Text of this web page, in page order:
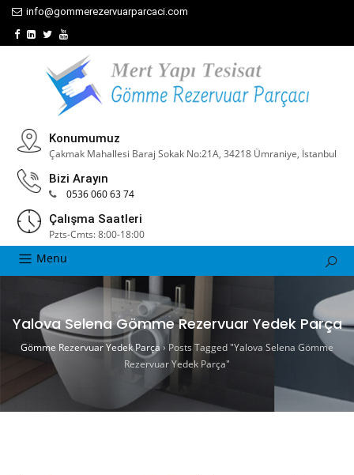
info@gommerezervuarparcaci.com
Konumumuz
Çakmak Mahallesi Baraj Sokak No:21A, 34218 Ümraniye, İstanbul
Bizi Arayın
0536 060 63 74
Çalışma Saatleri
Pzts-Cmts: 8:00-18:00
Menu
Yalova Selena Gömme Rezervuar Yedek Parça
Gömme Rezervuar Yedek Parça›Posts Tagged "Yalova Selena Gömme
Rezervuar Yedek Parça"